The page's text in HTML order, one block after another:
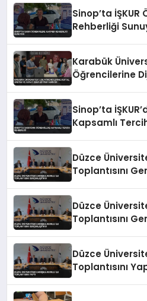
Sinop’ta
Rehberliği
Karabük
Öğrencilerine
Sinop’ta
Kapsamlı
Düzce
Toplantısını
Düzce
Toplantısını
Düzce
Toplantısını